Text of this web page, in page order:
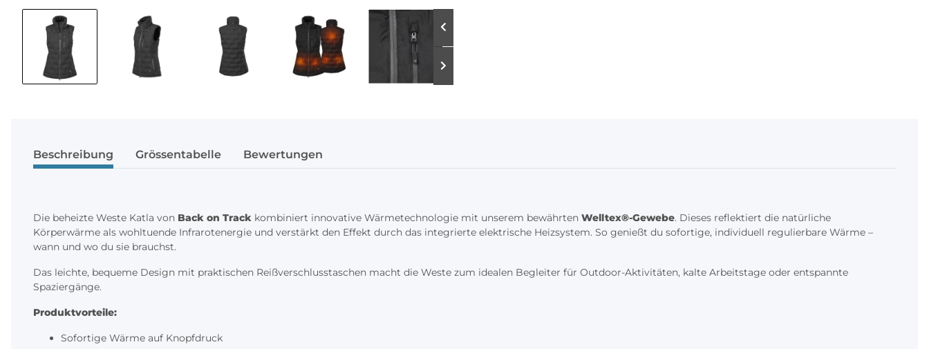
Beschreibung Grössentabelle Bewertungen
Die beheizte Weste Katla von Back on Track kombiniert innovative Wärmetechnologie mit unserem bewährten Welltex®-Gewebe. Dieses reflektiert die natürliche
Körperwärme als wohltuende Infrarotenergie und verstärkt den Effekt durch das integrierte elektrische Heizsystem. So genießt du sofortige, individuell regulierbare Wärme –
wann und wo du sie brauchst.
Das leichte, bequeme Design mit praktischen Reißverschlusstaschen macht die Weste zum idealen Begleiter für Outdoor-Aktivitäten, kalte Arbeitstage oder entspannte
Spaziergänge.
Produktvorteile:
Sofortige Wärme auf Knopfdruck